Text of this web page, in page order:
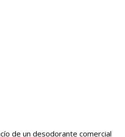
de un desodorante comercial